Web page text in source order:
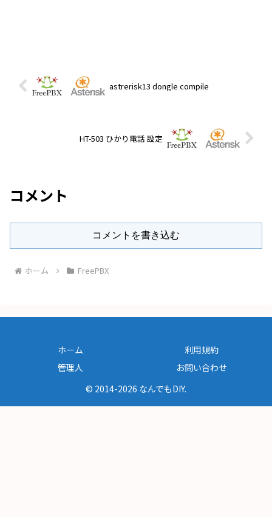
astrerisk13 dongle compile
HT-503 ひかり電話 設定
コメント
コメントを書き込む
ホーム FreePBX
ホーム
利用規約
管理人
お問い合わせ
© 2014-2026 なんでもDIY.